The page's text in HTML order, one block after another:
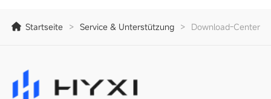
Startseite > Service & Unterstützung > Download-Center